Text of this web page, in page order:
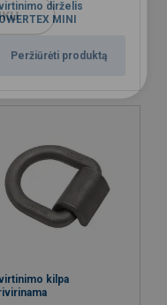
dirželis
MINI
Peržiūrėti produktą
kilpa